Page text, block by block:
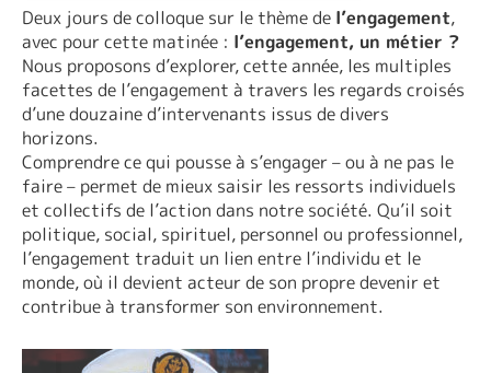
Deux jours de colloque sur le thème de l’engagement,
avec pour cette matinée : l’engagement, un métier ?
Nous proposons d’explorer, cette année, les multiples
facettes de l’engagement à travers les regards croisés
d’une douzaine d’intervenants issus de divers
horizons.
Comprendre ce qui pousse à s’engager – ou à ne pas le
faire – permet de mieux saisir les ressorts individuels
et collectifs de l’action dans notre société. Qu’il soit
politique, social, spirituel, personnel ou professionnel,
l’engagement traduit un lien entre l’individu et le
monde, où il devient acteur de son propre devenir et
contribue à transformer son environnement.